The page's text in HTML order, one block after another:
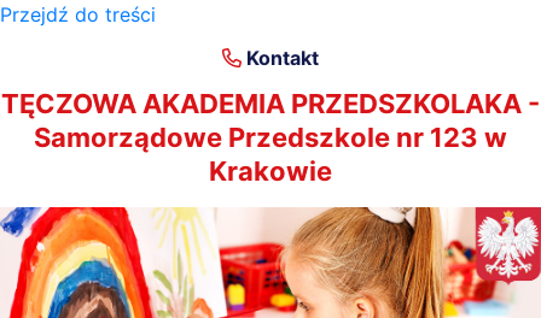
Przejdź do treści
Kontakt
TĘCZOWA AKADEMIA PRZEDSZKOLAKA -
Samorządowe Przedszkole nr 123 w
Krakowie